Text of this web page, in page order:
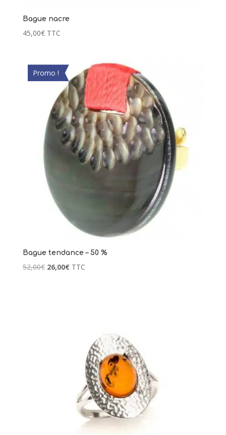
Bague nacre
45,00€ TTC
Promo !
Bague tendance – 50 %
52,00€ Le
26,00€LeTTC